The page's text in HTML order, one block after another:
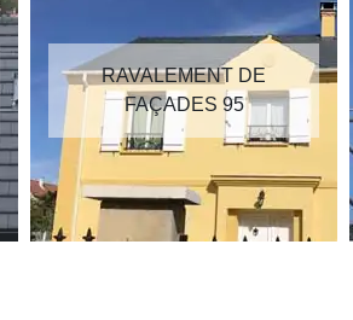
RÉPARATION DE
TOITURE 95